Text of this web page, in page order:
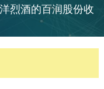
烈酒的百润股份收